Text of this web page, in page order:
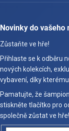
Novinky do vašeho
Zůstaňte ve hře!
Přihlaste se k odběru
nových kolekcích,
vybavení, díky
Pamatujte, že
stiskněte tlačítko pro
společně zůstat ve hře!